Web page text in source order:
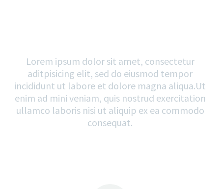
Lorem ipsum dolor sit amet, consectetur
aditpisicing elit, sed do eiusmod tempor
incididunt ut labore et dolore magna aliqua.Ut
enim ad mini veniam, quis nostrud exercitation
ullamco laboris nisi ut aliquip ex ea commodo
consequat.